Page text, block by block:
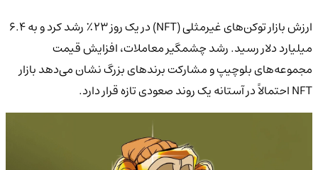
ارزش بازار توکن‌های غیرمثلی (NFT) در یک روز ۲۳٪ رشد کرد و به ۶.۴
میلیارد دلار رسید. رشد چشمگیر معاملات، افزایش قیمت
مجموعه‌های بلوچیپ و مشارکت برندهای بزرگ نشان می‌دهد بازار
NFT احتمالاً در آستانه یک روند صعودی تازه قرار دارد.